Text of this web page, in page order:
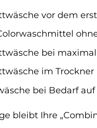
vor dem
bei maximal
im
bei Bedarf
bleibt Ihre